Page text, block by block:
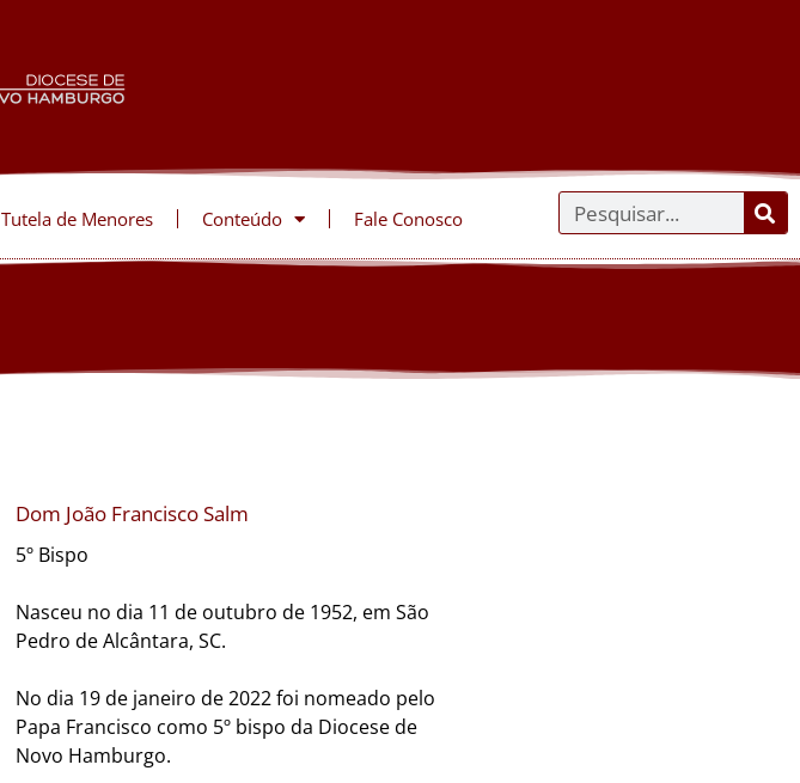
Tutela de Menores Conteúdo Fale Conosco
Dom João Francisco Salm
5º Bispo
Nasceu no dia 11 de outubro de 1952, em São
Pedro de Alcântara, SC.
No dia 19 de janeiro de 2022 foi nomeado pelo
Papa Francisco como 5º bispo da Diocese de
Novo Hamburgo.